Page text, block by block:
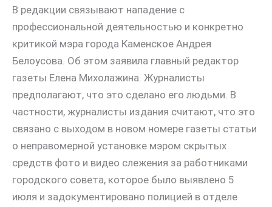
В редакции связывают нападение с
профессиональной деятельностью и конкретно
критикой мэра города Каменское Андрея
Белоусова. Об этом заявила главный редактор
газеты Елена Михолажина. Журналисты
предполагают, что это сделано его людьми. В
частности, журналисты издания считают, что это
связано с выходом в новом номере газеты статьи
о неправомерной установке мэром скрытых
средств фото и видео слежения за работниками
городского совета, которое было выявлено 5
июля и задокументировано полицией в отделе